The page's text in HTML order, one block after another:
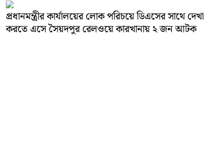
প্রধানমন্ত্রীর কার্যালয়ের লোক পরিচয়ে ডিএসের সাথে দেখা
করতে এসে সৈয়দপুর রেলওয়ে কারখানায় ২ জন আটক